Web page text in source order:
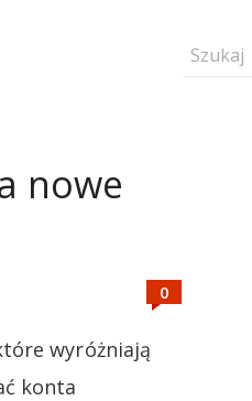
nowe
wyróżniają
konta